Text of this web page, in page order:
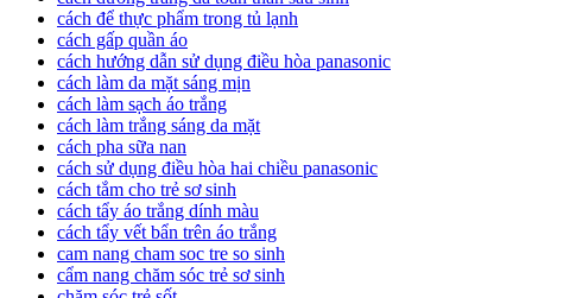
cách để thực phẩm trong tủ lạnh
cách gấp quần áo
cách hướng dẫn sử dụng điều hòa panasonic
cách làm da mặt sáng mịn
cách làm sạch áo trắng
cách làm trắng sáng da mặt
cách pha sữa nan
cách sử dụng điều hòa hai chiều panasonic
cách tắm cho trẻ sơ sinh
cách tẩy áo trắng dính màu
cách tẩy vết bẩn trên áo trắng
cam nang cham soc tre so sinh
cẩm nang chăm sóc trẻ sơ sinh